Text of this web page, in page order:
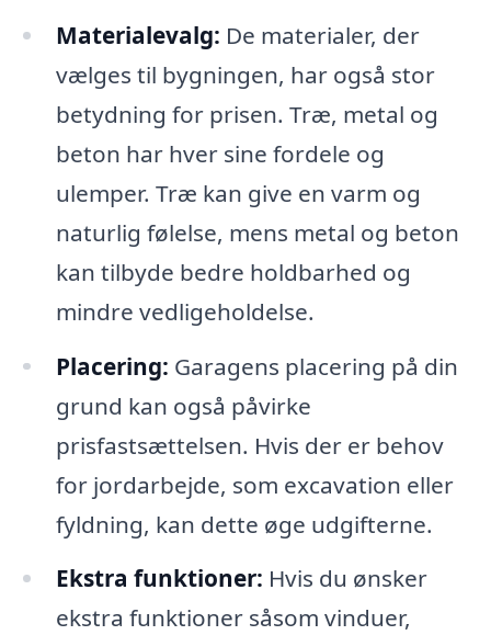
Materialevalg: De materialer, der
vælges til bygningen, har også stor
betydning for prisen. Træ, metal og
beton har hver sine fordele og
ulemper. Træ kan give en varm og
naturlig følelse, mens metal og beton
kan tilbyde bedre holdbarhed og
mindre vedligeholdelse.
Placering: Garagens placering på din
grund kan også påvirke
prisfastsættelsen. Hvis der er behov
for jordarbejde, som excavation eller
fyldning, kan dette øge udgifterne.
Ekstra funktioner: Hvis du ønsker
ekstra funktioner såsom vinduer,